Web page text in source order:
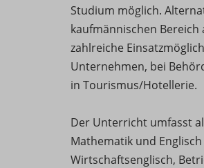
Studium möglich.
kaufmännischen
zahlreiche
Unternehmen, bei
in Tourismus/Hotellerie.
Der Unterricht umfasst
Mathematik und Englisch
Wirtschaftsenglisch,